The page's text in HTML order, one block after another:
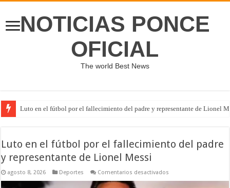
NOTICIAS PONCE
OFICIAL
The world Best News
Luto en el fútbol por el fallecimiento del padre y representante de Lionel
Luto en el fútbol por el fallecimiento del padre
y representante de Lionel Messi
agosto 8, 2026 Deportes Comentarios desactivados